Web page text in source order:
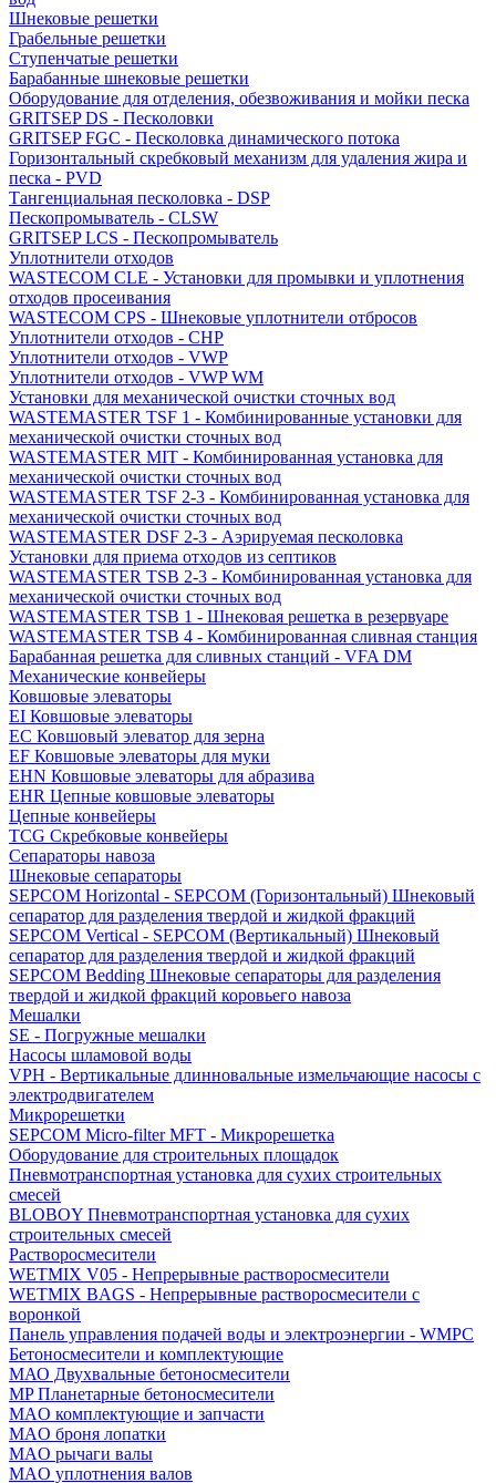
Шнековые решетки
Грабельные решетки
Ступенчатые решетки
Барабанные шнековые решетки
Оборудование для отделения, обезвоживания и мойки песка
GRITSEP DS - Песколовки
GRITSEP FGC - Песколовка динамического потока
Горизонтальный скребковый механизм для удаления жира и
песка - PVD
Тангенциальная песколовка - DSP
Пескопромыватель - CLSW
GRITSEP LCS - Пескопромыватель
Уплотнители отходов
WASTECOM CLE - Установки для промывки и уплотнения
отходов просеивания
WASTECOM CPS - Шнековые уплотнители отбросов
Уплотнители отходов - CHP
Уплотнители отходов - VWP
Уплотнители отходов - VWP WM
Установки для механической очистки сточных вод
WASTEMASTER TSF 1 - Комбинированные установки для
механической очистки сточных вод
WASTEMASTER MIT - Комбинированная установка для
механической очистки сточных вод
WASTEMASTER TSF 2-3 - Комбинированная установка для
механической очистки сточных вод
WASTEMASTER DSF 2-3 - Аэрируемая песколовка
Установки для приема отходов из септиков
WASTEMASTER TSB 2-3 - Комбинированная установка для
механической очистки сточных вод
WASTEMASTER TSB 1 - Шнековая решетка в резервуаре
WASTEMASTER TSB 4 - Комбинированная сливная станция
Барабанная решетка для сливных станций - VFA DM
Механические конвейеры
Ковшовые элеваторы
EI Ковшовые элеваторы
EC Ковшовый элеватор для зерна
EF Ковшовые элеваторы для муки
EHN Ковшовые элеваторы для абразива
EHR Цепные ковшовые элеваторы
Цепные конвейеры
TCG Скребковые конвейеры
Сепараторы навоза
Шнековые сепараторы
SEPCOM Horizontal - SEPCOM (Горизонтальный) Шнековый
сепаратор для разделения твердой и жидкой фракций
SEPCOM Vertical - SEPCOM (Вертикальный) Шнековый
сепаратор для разделения твердой и жидкой фракций
SEPCOM Bedding Шнековые сепараторы для разделения
твердой и жидкой фракций коровьего навоза
Мешалки
SE - Погружные мешалки
Насосы шламовой воды
VPH - Вертикальные длинновальные измельчающие насосы с
электродвигателем
Микрорешетки
SEPCOM Micro-filter MFT - Микрорешетка
Оборудование для строительных площадок
Пневмотранспортная установка для сухих строительных
смесей
BLOBOY Пневмотранспортная установка для сухих
строительных смесей
Растворосмесители
WETMIX V05 - Непрерывные растворосмесители
WETMIX BAGS - Непрерывные растворосмесители с
воронкой
Панель управления подачей воды и электроэнергии - WMPC
Бетоносмесители и комплектующие
МАО Двухвальные бетоносмесители
MP Планетарные бетоносмесители
MAO комплектующие и запчасти
MAO броня лопатки
MAO рычаги валы
MAO уплотнения валов